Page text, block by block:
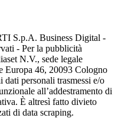
S.p.A. Business Digital -
- Per la pubblicità
N.V., sede legale
Europa 46, 20093 Cologno
dati personali trasmessi e/o
all’addestramento di
È altresì fatto divieto
di data scraping.